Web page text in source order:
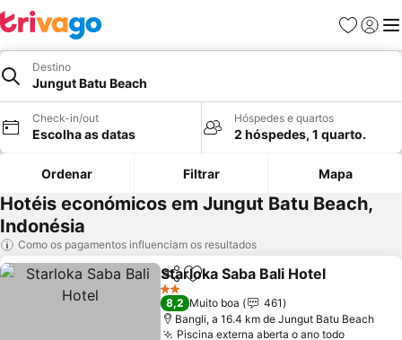
Favoritos
Iniciar
Destino
Jungut Batu Beach
Check-in/out
Escolha as datas
Hóspedes e quartos
2 hóspedes, 1 quarto.
Ordenar Filtrar Mapa
Hotéis económicos em Jungut Batu Beach,
Indonésia
Como os pagamentos influenciam os resultados
PartilharAdicionar aos favoritos
Starloka Saba Bali Hotel
2 Estrelas
8,2 Muito boa
461
Bangli, a 16.4 km de Jungut Batu Beach
Piscina externa aberta o ano todo